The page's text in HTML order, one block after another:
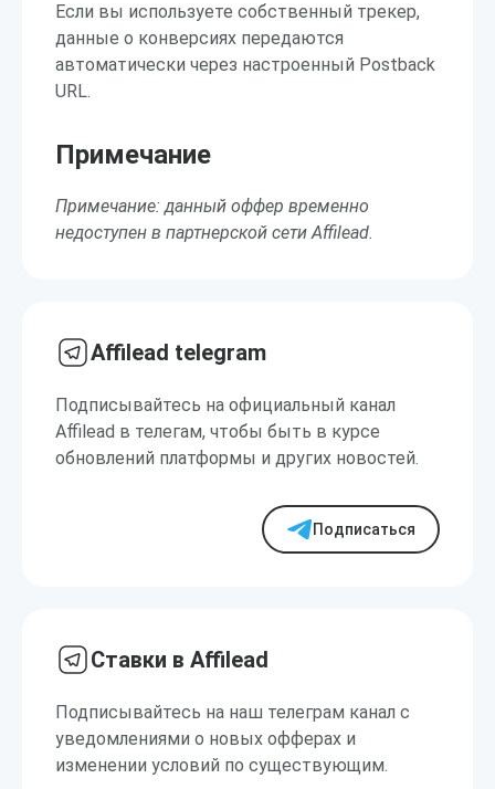
Если вы используете собственный трекер,
данные о конверсиях передаются
автоматически через настроенный Postback
URL.
Примечание
Примечание: данный оффер временно
недоступен в партнерской сети Affilead.
Affilead telegram
Подписывайтесь на официальный канал
Affilead в телегам, чтобы быть в курсе
обновлений платформы и других новостей.
Подписаться
Ставки в Affilead
Подписывайтесь на наш телеграм канал с
уведомлениями о новых офферах и
изменении условий по существующим.